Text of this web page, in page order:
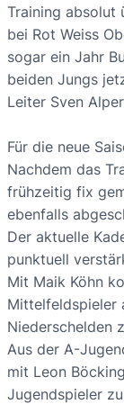
Training absolut
bei Rot Weiss
sogar ein Jahr
beiden Jungs
Leiter Sven
Für die neue
Nachdem das
frühzeitig fix
ebenfalls
Der aktuelle
punktuell
Mit Maik Köhn
Mittelfeldspieler
Niederschelden
Aus der A-
mit Leon
Jugendspieler